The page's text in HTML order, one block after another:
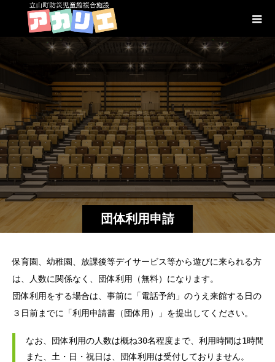
団体利用申請
保育園、幼稚園、放課後等デイサービス等から遊びに来られる方
は、人数に関係なく、団体利用（無料）になります。
団体利用をする場合は、事前に「電話予約」のうえ来館する日の
３日前までに「利用申請書（団体用）」を提出してください。
なお、団体利用の人数は概ね30名程度まで、利用時間は1時間
また、土・日・祝日は、団体利用は受付しておりません。